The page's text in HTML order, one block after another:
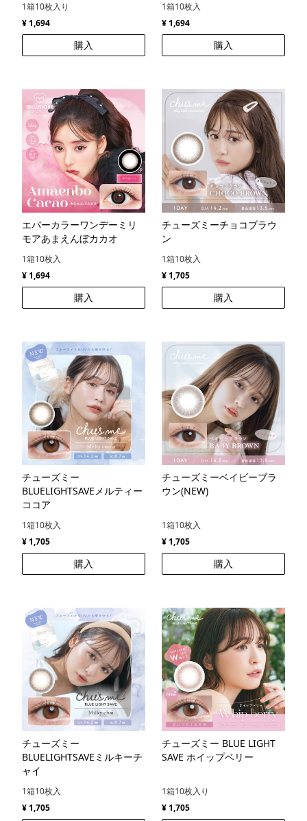
1箱10枚入り
¥ 1,694
購入
1箱10枚入
¥ 1,694
購入
エバーカラーワンデーミリ
モアあまえんぼカカオ
1箱10枚入
¥ 1,694
購入
チューズミーチョコブラウ
ン
1箱10枚入
¥ 1,705
購入
チューズミー
BLUELIGHTSAVEメルティー
ココア
1箱10枚入
¥ 1,705
購入
チューズミーベイビーブラ
ウン(NEW)
1箱10枚入
¥ 1,705
購入
チューズミー
BLUELIGHTSAVEミルキーチ
ャイ
1箱10枚入
¥ 1,705
チューズミー BLUE LIGHT
SAVE ホイップベリー
1箱10枚入り
¥ 1,705